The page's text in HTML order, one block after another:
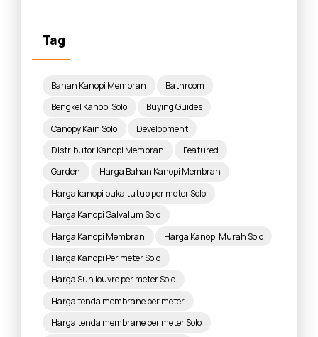
Tag
Bahan Kanopi Membran
Bathroom
Bengkel Kanopi Solo
Buying Guides
Canopy Kain Solo
Development
Distributor Kanopi Membran
Featured
Garden
Harga Bahan Kanopi Membran
Harga kanopi buka tutup per meter Solo
Harga Kanopi Galvalum Solo
Harga Kanopi Membran
Harga Kanopi Murah Solo
Harga Kanopi Per meter Solo
Harga Sun louvre per meter Solo
Harga tenda membrane per meter
Harga tenda membrane per meter Solo